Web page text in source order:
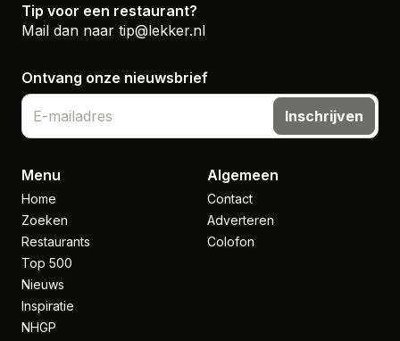
Tip voor een restaurant?
Mail dan naar tip@lekker.nl
Ontvang onze nieuwsbrief
Inschrijven
Menu
Home
Zoeken
Restaurants
Top 500
Nieuws
Inspiratie
NHGP
Algemeen
Contact
Adverteren
Colofon